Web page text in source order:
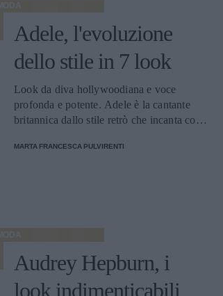
MODA
Adele, l'evoluzione
dello stile in 7 look
Look da diva hollywoodiana e voce
profonda e potente. Adele è la cantante
britannica dallo stile retrò che incanta con
di altri tempi
MARTA FRANCESCA PULVIRENTI
MODA
Audrey Hepburn, i
look indimenticabili